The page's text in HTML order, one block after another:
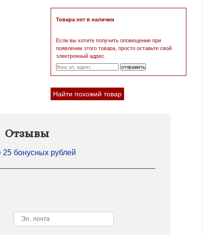
Товара нет в наличии
Если вы хотите получить оповещение при
появлении этого товара, просто оставьте свой
электронный адрес.
Найти похожий товар
Отзывы
25 бонусных рублей